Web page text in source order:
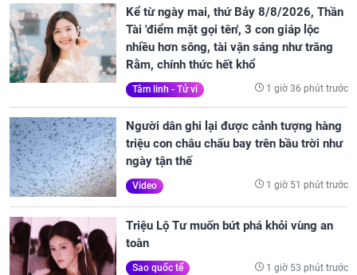
Kể từ ngày mai, thứ Bảy 8/8/2026, Thần
Tài 'điểm mặt gọi tên', 3 con giáp lộc
nhiều hơn sông, tài vận sáng như trăng
Rằm, chính thức hết khổ
Tâm linh - Tử vi 1 giờ 36 phút trước
Người dân ghi lại được cảnh tượng hàng
triệu con châu chấu bay trên bầu trời như
ngày tận thế
Video 1 giờ 51 phút trước
Triệu Lộ Tư muốn bứt phá khỏi vùng an
toàn
Sao quốc tế 1 giờ 53 phút trước